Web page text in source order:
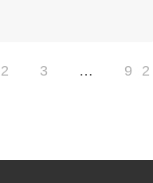
2 3 … 92